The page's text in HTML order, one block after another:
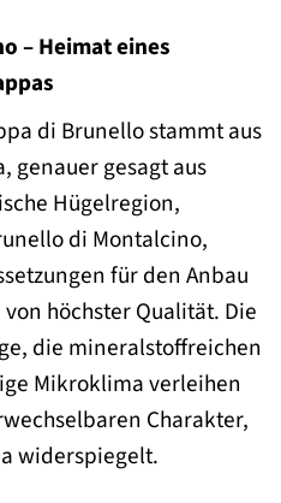
– Heimat eines
di Brunello stammt aus
genauer gesagt aus
Hügelregion,
di Montalcino,
für den Anbau
höchster Qualität. Die
die mineralstoffreichen
Mikroklima verleihen
Charakter,
widerspiegelt.